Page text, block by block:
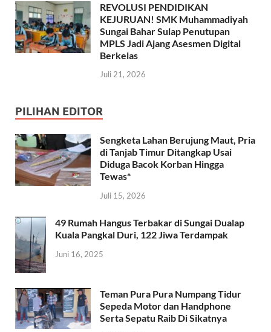
REVOLUSI PENDIDIKAN
KEJURUAN! SMK Muhammadiyah
Sungai Bahar Sulap Penutupan
MPLS Jadi Ajang Asesmen Digital
Berkelas
Juli 21, 2026
PILIHAN EDITOR
Sengketa Lahan Berujung Maut, Pria
di Tanjab Timur Ditangkap Usai
Diduga Bacok Korban Hingga
Tewas*
Juli 15, 2026
49 Rumah Hangus Terbakar di Sungai Dualap
Kuala Pangkal Duri, 122 Jiwa Terdampak
Juni 16, 2025
Teman Pura Pura Numpang Tidur
Sepeda Motor dan Handphone
Serta Sepatu Raib Di Sikatnya